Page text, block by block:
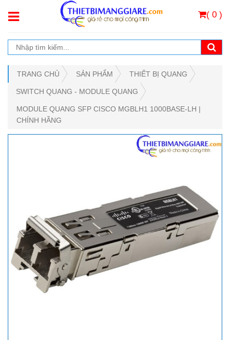
( 0 )
TRANG CHỦ SẢN PHẨM THIẾT BỊ QUANG
SWITCH QUANG - MODULE QUANG
MODULE QUANG SFP CISCO MGBLH1 1000BASE-LH |
CHÍNH HÃNG